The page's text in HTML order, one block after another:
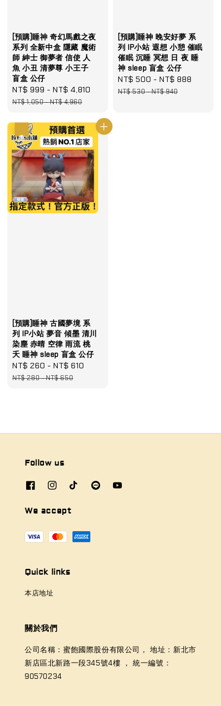
[預購]睡神 奇幻馬戲之夜
系列 全新中盒 隱藏 魔術
師 紳士 御夢者 信使 人
魚 小丑 清夢尊 小王子
盲盒 公仔
Sale
price
NT$ 999 -NT$ 4,810
Regular
NT$ 1,050-NT$ 4,960
[預購]睡神 晚安好夢 系
列 IP小站 遐想 小憩 催眠
催眠 沉睡 冥想 日 夜 睡
神 sleep 盲盒 公仔
Sale
price
NT$ 500 -NT$ 888
NT$ 530-NT$ 940
[預購]睡神 古國夢境 系
列 IP小站 夢音 傾墨 清川
染塵 赤晴 空律 雨流 桃
夭 睡神 sleep 盲盒 公仔
Sale
price
NT$ 260 -NT$ 610
NT$ 280-NT$ 650
Follow us
We accept
Quick links
本店地址
關於我們
公司名稱：蜜飽國際股份有限公司， 地址：新北市
新店區北新路一段345號4樓 ， 統一編號：
90570234